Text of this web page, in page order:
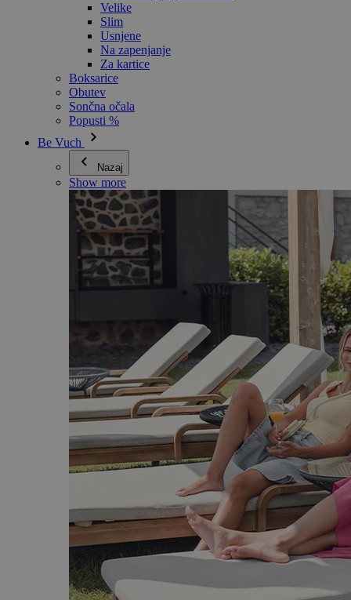
Velike
Slim
Usnjene
Na zapenjanje
Za kartice
Boksarice
Obutev
Sončna očala
Popusti %
Be Vuch
Nazaj
Show more